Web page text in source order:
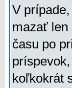
V
mazať len
času po
koľkokrát